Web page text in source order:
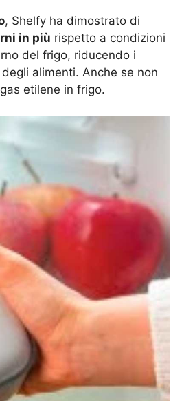
, Shelfy ha dimostrato di
in più rispetto a condizioni
del frigo, riducendo i
alimenti. Anche se non
etilene in frigo.